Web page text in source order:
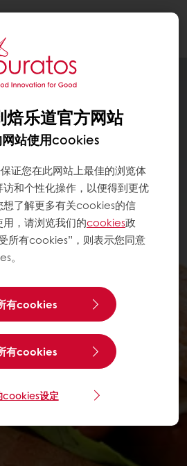
焙乐道官方网站
站使用cookies
证您在此网站上最佳的浏览体
和个性化操作，以便得到更优
想了解更多有关cookies的信
，请浏览我们的cookies政
所有cookies”，则表示您同意
。
有cookies
有cookies
cookies设定